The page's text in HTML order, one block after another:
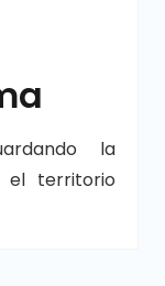
la
el territorio